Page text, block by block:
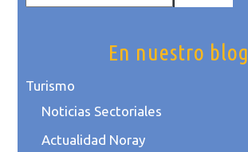
En nuestro blog
Turismo
Noticias Sectoriales
Actualidad Noray